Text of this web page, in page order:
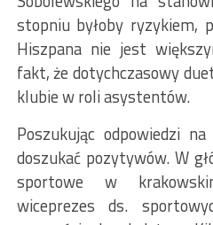
stopniu byłoby ryzykiem,
Hiszpana nie jest
fakt, że dotychczasowy
klubie w roli asystentów.
Poszukując odpowiedzi
doszukać pozytywów. W
sportowe w
wiceprezes ds.